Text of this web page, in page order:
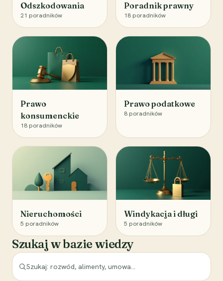
Odszkodowania
21 poradników
Poradnik prawny
18 poradników
Prawo
konsumenckie
18 poradników
Prawo podatkowe
8 poradników
Nieruchomości
5 poradników
Windykacja i długi
5 poradników
Szukaj w bazie wiedzy